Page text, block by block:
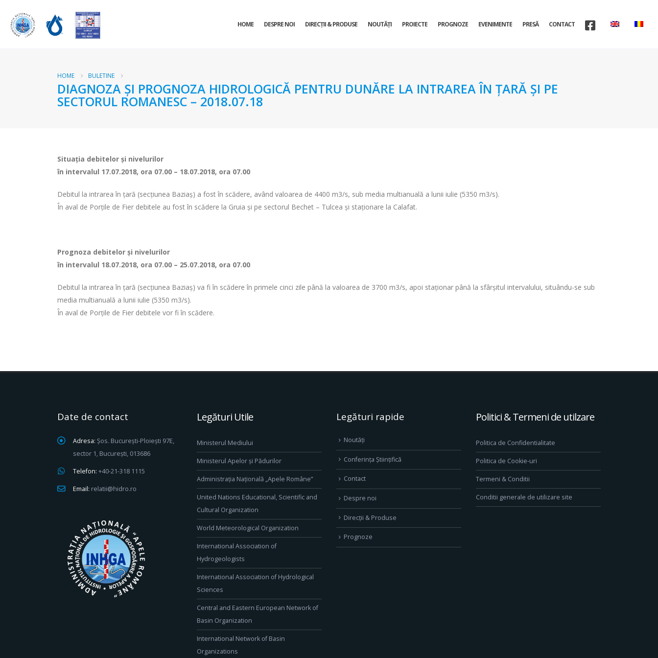
HOME DESPRE NOI DIRECŢII & PRODUSE NOUTĂȚI PROIECTE PROGNOZE EVENIMENTE PRESĂ CONTACT
HOME BULETINE
DIAGNOZA ŞI PROGNOZA HIDROLOGICĂ PENTRU DUNĂRE LA INTRAREA ÎN ŢARĂ ŞI PE
SECTORUL ROMANESC – 2018.07.18
Situaţia debitelor şi nivelurilor
în intervalul 17.07.2018, ora 07.00 – 18.07.2018, ora 07.00
Debitul la intrarea în ţară (secţiunea Baziaş) a fost în scădere, având valoarea de 4400 m3/s, sub media multianuală a lunii iulie (5350 m3/s).
În aval de Porţile de Fier debitele au fost în scădere la Gruia și pe sectorul Bechet – Tulcea și staționare la Calafat.
Prognoza debitelor şi nivelurilor
în intervalul 18.07.2018, ora 07.00 – 25.07.2018, ora 07.00
Debitul la intrarea în ţară (secţiunea Baziaş) va fi în scădere în primele cinci zile până la valoarea de 3700 m3/s, apoi staționar până la sfârșitul intervalului, situându-se sub
media multianuală a lunii iulie (5350 m3/s).
În aval de Porţile de Fier debitele vor fi în scădere.
Date de contact
Adresa: Șos. București-Ploiești 97E,
sector 1, București, 013686
Telefon: +40-21-318 1115
Email: relatii@hidro.ro
Legături Utile
Ministerul Mediului
Ministerul Apelor și Pădurilor
Administrația Națională „Apele Române”
United Nations Educational, Scientific and
Cultural Organization
World Meteorological Organization
International Association of
Hydrogeologists
International Association of Hydrological
Sciences
Central and Eastern European Network of
Basin Organization
International Network of Basin
Organizations
Legături rapide
Noutăți
Conferința Științifică
Contact
Despre noi
Direcţii & Produse
Prognoze
Politici & Termeni de utilzare
Politica de Confidentialitate
Politica de Cookie-uri
Termeni & Conditii
Conditii generale de utilizare site